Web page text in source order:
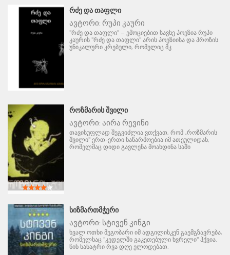
ᲠᲫᲔ ᲓᲐ ᲗᲐᲤᲚᲘ
ავტორი: რუპი კაური
"რძე და თაფლი" – ემოციებით სავსე პოეზია რუპი
კაურის "რძე და თაფლი" არის პოეზიისა და პროზის
უნიკალური კრებული, რომელიც მკ
ᲠᲝᲖᲛᲐᲠᲘᲡ ᲨᲕᲘᲚᲘ
ავტორი: აირა რევინი
თავისუფლად შეგვიძლია ვთქვათ, რომ „როზმარის
შვილი" ერთ-ერთი ნაწარმოებია იმ ათეულიდან,
რომელმაც დიდი გავლენა მოახდინა საში
ᲡᲘᲖᲛᲐᲠᲗᲛᲭᲔᲠᲘ
ავტორი: სტივენ კინგი
ხვალ ოთხი მეგობარი იმ ადგილისკენ გაემგზავრება,
რომელსაც "კედელში გაკეთებული ხვრელი" ჰქვია.
წინ ნანატრი რვა დღე ელოდებათ.